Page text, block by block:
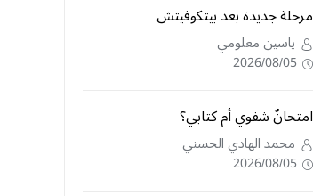
مرحلة جديدة بعد بيتكوفيتش
ياسين معلومي
2026/08/05
امتحانٌ شفوي أم كتابي؟
محمد الهادي الحسني
2026/08/05